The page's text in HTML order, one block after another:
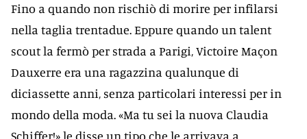
Fino a quando non rischiò di morire per infilarsi
nella taglia trentadue. Eppure quando un talent
scout la fermò per strada a Parigi, Victoire Maçon
Dauxerre era una ragazzina qualunque di
diciassette anni, senza particolari interessi per in
mondo della moda. «Ma tu sei la nuova Claudia
Schiffer!» le disse un tipo che le arrivava a